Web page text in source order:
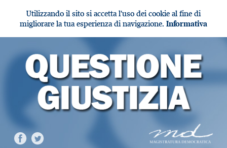
Utilizzando il sito si accetta l'uso dei cookie al fine di
migliorare la tua esperienza di navigazione. Informativa